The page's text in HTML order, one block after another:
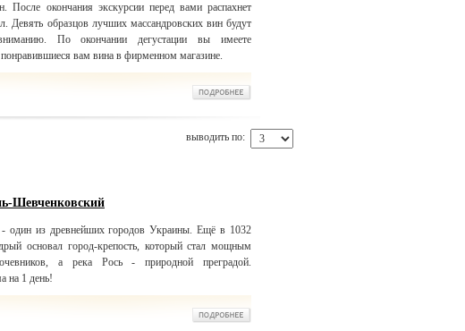
После окончания экскурсии перед вами распахнет
Девять образцов лучших массандровских вин будут
По окончании дегустации вы имеете
вам вина в фирменном магазине.
выводить по:
Шевченковский
- один из древнейших городов Украины. Ещё в 1032
основал город-крепость, который стал мощным
а река Рось - природной преградой.
на 1 день!